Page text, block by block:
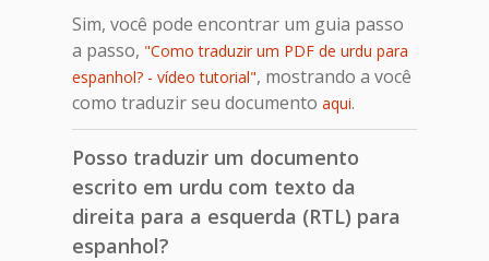
Sim, você pode encontrar um guia passo
a passo, "Como traduzir um PDF de urdu para
espanhol? - vídeo tutorial", mostrando a você
como traduzir seu documento aqui.
Posso traduzir um documento
escrito em urdu com texto da
direita para a esquerda (RTL) para
espanhol?